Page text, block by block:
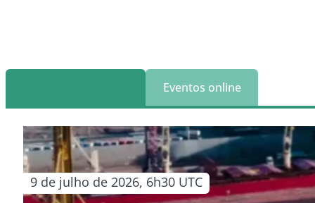
Eventos online
9 de julho de 2026, 6h30 UTC